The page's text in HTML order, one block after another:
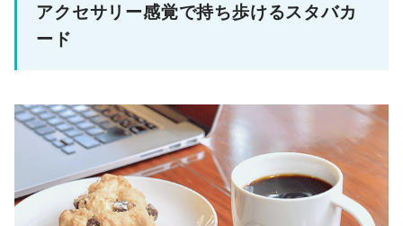
アクセサリー感覚で持ち歩けるスタバカ
ード